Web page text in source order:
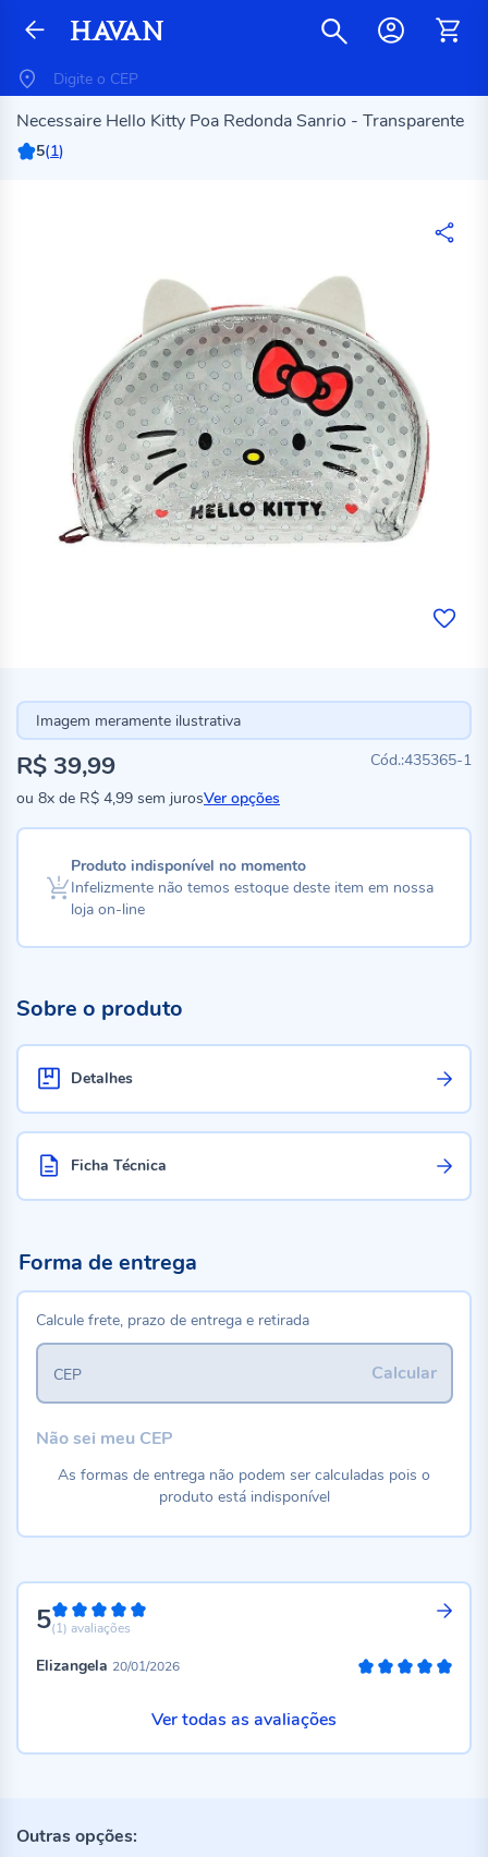
Necessaire Hello Kitty Poa Redonda Sanrio - Transparente
5(1)
Imagem meramente ilustrativa
435365-1
R$ 39,99
ou 8x de R$ 4,99 sem jurosVer opções
Produto indisponível no momento
Infelizmente não temos estoque deste item em nossa
loja on-line
Sobre o produto
Detalhes
Ficha Técnica
5100%
(1) avaliações
Elizangela 20/01/2026
Ver todas as avaliações
Forma de entrega
Calcule frete, prazo de entrega e retirada
Calcular
CEP
Não sei meu CEP
As formas de entrega não podem ser calculadas pois o
produto está indisponível
Outras opções: